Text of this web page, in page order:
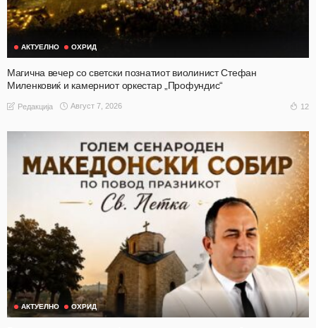
АКТУЕЛНО ОХРИД
Магична вечер со светски познатиот виолинист Стефан
Миленковиќ и камерниот оркестар „Профундис“
Редакција Август 7, 2026 12
АКТУЕЛНО ОХРИД